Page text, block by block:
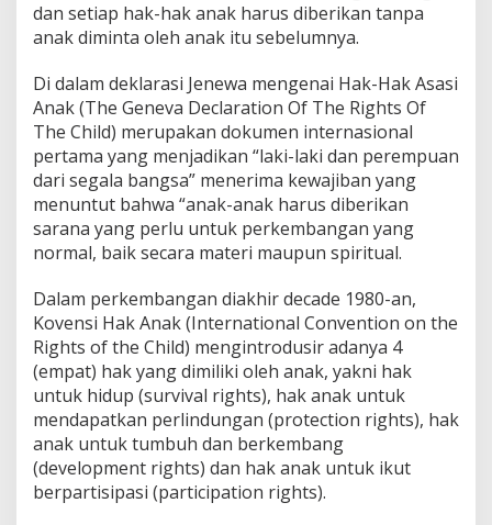
dan setiap hak-hak anak harus diberikan tanpa
anak diminta oleh anak itu sebelumnya.
Di dalam deklarasi Jenewa mengenai Hak-Hak Asasi
Anak (The Geneva Declaration Of The Rights Of
The Child) merupakan dokumen internasional
pertama yang menjadikan “laki-laki dan perempuan
dari segala bangsa” menerima kewajiban yang
menuntut bahwa “anak-anak harus diberikan
sarana yang perlu untuk perkembangan yang
normal, baik secara materi maupun spiritual.
Dalam perkembangan diakhir decade 1980-an,
Kovensi Hak Anak (International Convention on the
Rights of the Child) mengintrodusir adanya 4
(empat) hak yang dimiliki oleh anak, yakni hak
untuk hidup (survival rights), hak anak untuk
mendapatkan perlindungan (protection rights), hak
anak untuk tumbuh dan berkembang
(development rights) dan hak anak untuk ikut
berpartisipasi (participation rights).